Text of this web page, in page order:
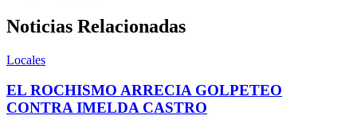
Noticias Relacionadas
Locales
EL ROCHISMO ARRECIA GOLPETEO
CONTRA IMELDA CASTRO